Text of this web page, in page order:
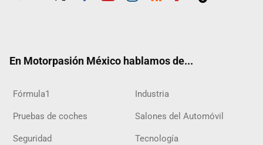
En Motorpasión México hablamos de...
Fórmula1 Industria
Pruebas de coches Salones del Automóvil
Seguridad Tecnología